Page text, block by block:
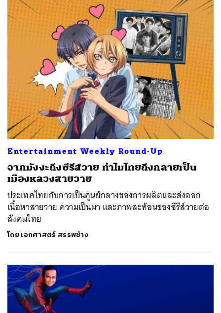
Entertainment Weekly Round-Up
จากมังงะถึงซีรีส์วาย ทำไมไทยถึงกลายเป็น
เมืองหลวงสายวาย
ประเทศไทยกับการเป็นศูนย์กลางของการผลิตและส่งออก
เนื้อหาสายวาย ความเป็นมา และภาพสะท้อนของซีรีส์วายต่อ
สังคมไทย
โดย เอกศาสตร์ สรรพช่าง